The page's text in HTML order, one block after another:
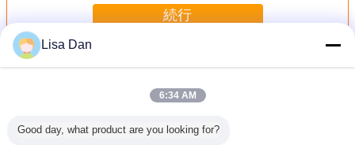
続行
多くTCTの回状は鋸歯を
Lisa Dan
6:34 AM
Good day, what product are you looking for?